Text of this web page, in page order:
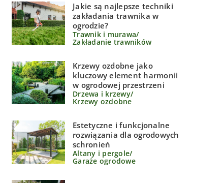
Jakie są najlepsze techniki
zakładania trawnika w
ogrodzie?
Trawnik i murawa/
Zakładanie trawników
Krzewy ozdobne jako
kluczowy element harmonii
w ogrodowej przestrzeni
Drzewa i krzewy/
Krzewy ozdobne
Estetyczne i funkcjonalne
rozwiązania dla ogrodowych
schronień
Altany i pergole/
Garaże ogrodowe